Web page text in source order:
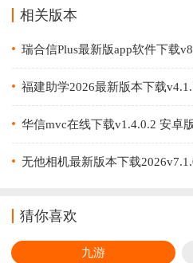
相关版本
瑞合信Plus最新版app软件下载
福建助学2026最新版本下载
华信mvc在线下载v1.4.0.2 安卓版
无他相机最新版本下载
猜你喜欢
九游